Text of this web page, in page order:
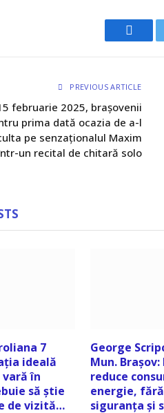
PREVIOUS ARTICLE
februarie 2025, brașovenii
prima dată ocazia de a-l
pe senzaționalul Maxim
un recital de chitară solo
7
ideală
în
să știe
de vizită…
George
Mun. Brașov:
reduce
energie,
siguranța și